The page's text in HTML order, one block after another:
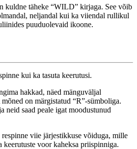
kuldne täheke “WILD” kirjaga. See võib
neljandal kui ka viiendal rullikul
puuduolevaid ikoone.
kui ka tasuta keerutusi.
hakkad, näed mänguväljal
on märgistatud “R”-sümboliga.
neid saad peale igat moodustunud
viie järjestikkuse võiduga, mille
keerutuste voor kaheksa priispinniga.